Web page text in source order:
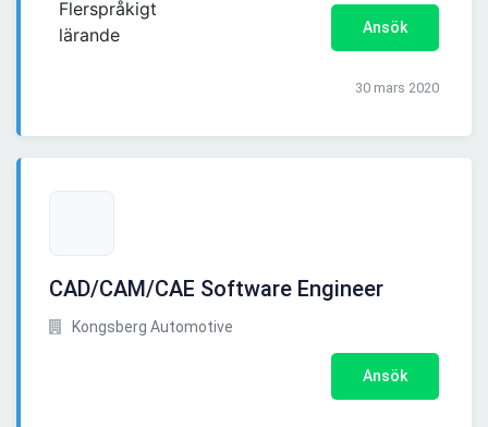
Ansök
30 mars 2020
CAD/CAM/CAE Software Engineer
Kongsberg Automotive
Ansök